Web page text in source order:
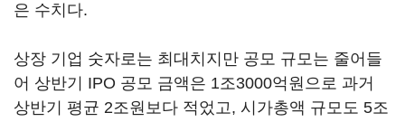
은 수치다.
상장 기업 숫자로는 최대치지만 공모 규모는 줄어들
어 상반기 IPO 공모 금액은 1조3000억원으로 과거
상반기 평균 2조원보다 적었고, 시가총액 규모도 5조